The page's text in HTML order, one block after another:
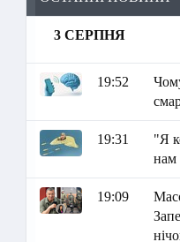
3 СЕРПНЯ
19:52
19:31
"Я
нам
19:09